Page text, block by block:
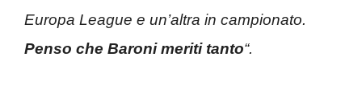
Europa League e un’altra in campionato.
Penso che Baroni meriti tanto“.